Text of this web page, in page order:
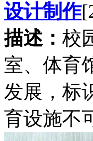
设计制作
描述： 校
室、体育
发展，标
育设施不